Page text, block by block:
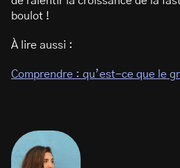
boulot !
À lire aussi :
Comprendre : qu’est-ce que le